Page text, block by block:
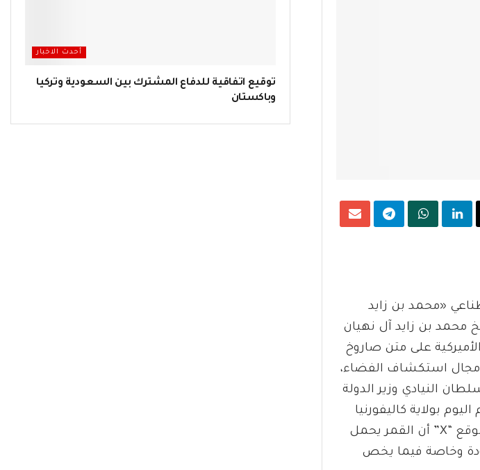
«محمد بن زايد
محمد بن زايد آل نهيان
الأميركية على متن صاروخ
في مجال استكشاف الفضاء،
النيادي وزير الدولة
بولاية كاليفورنيا
إطلاق أحدث قمر صناعي في دولة الإمارات.وأضاف خلال فيديو علي حسابه على موقع “X” أن القمر يحمل
وخاصة فيما يخص
أحدث الاخبار
توقيع اتفاقية للدفاع المشترك بين السعودية وتركيا
وباكستان